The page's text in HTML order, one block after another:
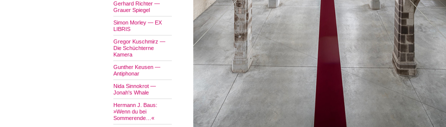
Gerhard Richter —
Grauer Spiegel
Simon Morley — EX
LIBRIS
Gregor Kuschmirz —
Die Schüchterne
Kamera
Gunther Keusen —
Antiphonar
Nida Sinnokrot —
Jonah's Whale
Hermann J. Baus:
»Wenn du bei
Sommerende…«